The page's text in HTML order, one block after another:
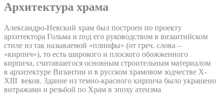
Архитектура храма
Александро-Невский храм был построен по проекту
архитектора Гольма и под его руководством в византийском
стиле из так называемой «плинфы» (от греч. слова –
«кирпич»), то есть широкого и плоского обожженного
кирпича, считавшегося основным строительным материалом
в архитектуре Византии и в русском храмовом зодчестве X-
XIII веков. Здание из темно-красного кирпича было украшено
витражами и резьбой по Храм в эпоху атеизма